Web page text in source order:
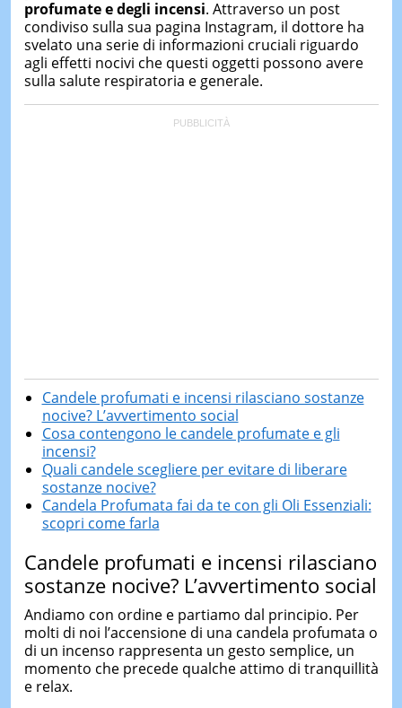
profumate e degli incensi. Attraverso un post
condiviso sulla sua pagina Instagram, il dottore ha
svelato una serie di informazioni cruciali riguardo
agli effetti nocivi che questi oggetti possono avere
sulla salute respiratoria e generale.
Candele profumati e incensi rilasciano sostanze
nocive? L’avvertimento social
Cosa contengono le candele profumate e gli
incensi?
Quali candele scegliere per evitare di liberare
sostanze nocive?
Candela Profumata fai da te con gli Oli Essenziali:
scopri come farla
Candele profumati e incensi rilasciano
sostanze nocive? L’avvertimento social
Andiamo con ordine e partiamo dal principio. Per
molti di noi l’accensione di una candela profumata o
di un incenso rappresenta un gesto semplice, un
momento che precede qualche attimo di tranquillità
e relax.